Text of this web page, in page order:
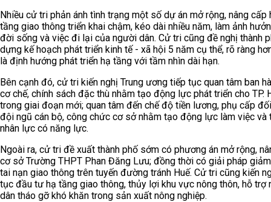
Nhiều cử tri phản ánh tình trạng một số dự án mở rộng, nâng cấp
tầng giao thông triển khai chậm, kéo dài nhiều năm, làm ảnh
đời sống và việc đi lại của người dân. Cử tri cũng đề nghị thành
dựng kế hoạch phát triển kinh tế - xã hội 5 năm cụ thể, rõ ràng
là định hướng phát triển hạ tầng với tầm nhìn dài hạn.
Bên cạnh đó, cử tri kiến nghị Trung ương tiếp tục quan tâm ban
cơ chế, chính sách đặc thù nhằm tạo động lực phát triển cho TP.
trong giai đoạn mới; quan tâm đến chế độ tiền lương, phụ cấp
đội ngũ cán bộ, công chức cơ sở nhằm tạo động lực làm việc và
nhân lực có năng lực.
Ngoài ra, cử tri đề xuất thành phố sớm có phương án mở rộng,
cơ sở Trường THPT Phan Đăng Lưu; đồng thời có giải pháp
tai nạn giao thông trên tuyến đường tránh Huế. Cử tri cũng kiến
tục đầu tư hạ tầng giao thông, thủy lợi khu vực nông thôn, hỗ trợ
dân tháo gỡ khó khăn trong sản xuất nông nghiệp.